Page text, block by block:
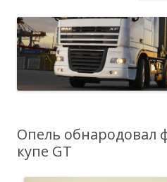
Опель обнародовал
купе GT